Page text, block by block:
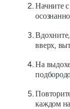
Начните
вверх,
На
каждом